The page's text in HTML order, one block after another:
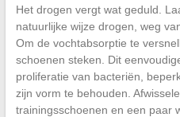
Het drogen vergt wat geduld.
natuurlijke wijze drogen, weg
Om de vochtabsorptie te
schoenen steken. Dit
proliferatie van bacteriën,
zijn vorm te behouden.
trainingsschoenen en een paar